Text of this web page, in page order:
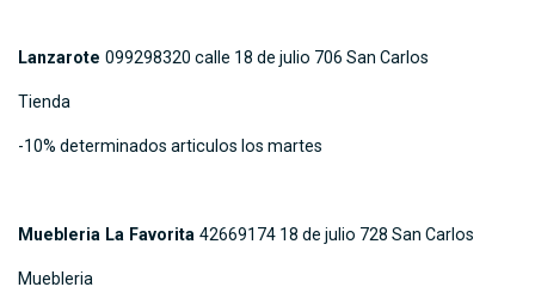
Lanzarote 099298320 calle 18 de julio 706 San Carlos
Tienda
-10% determinados articulos los martes
Muebleria La Favorita 42669174 18 de julio 728 San Carlos
Muebleria